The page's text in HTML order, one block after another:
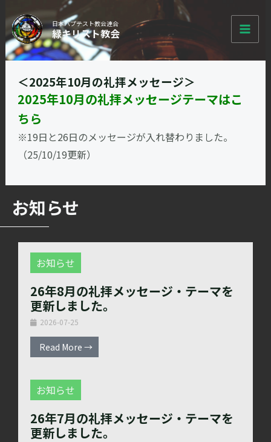
を
ス
日本バプテスト教会連合
緑キリスト教会
＜2025年10月の礼拝メッセージ＞
2025年10月の礼拝メッセージテーマはこ
ちら
※19日と26日のメッセージが入れ替わりました。
（25/10/19更新）
お知らせ
お知らせ
26年8月の礼拝メッセージ・テーマを
更新しました。
2026-07-25
Read More →
お知らせ
26年7月の礼拝メッセージ・テーマを
更新しました。